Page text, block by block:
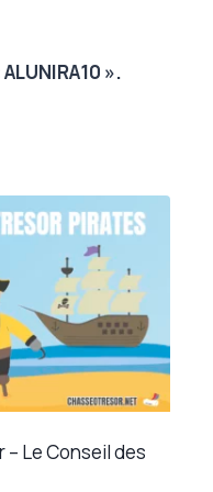
».
– Le Conseil des